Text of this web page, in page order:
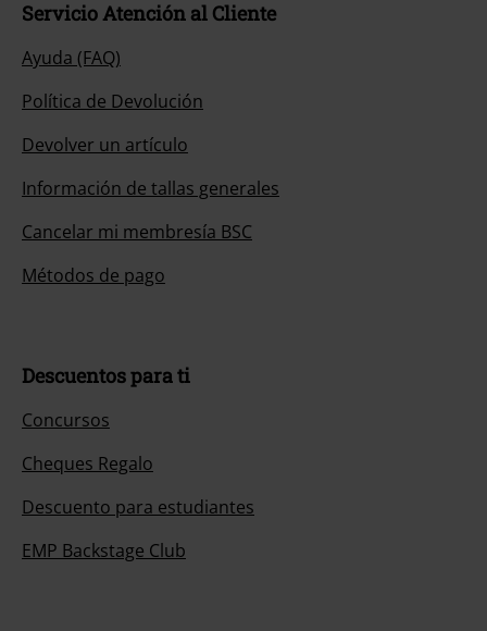
Servicio Atención al Cliente
Ayuda (FAQ)
Política de Devolución
Devolver un artículo
Información de tallas generales
Cancelar mi membresía BSC
Métodos de pago
Descuentos para ti
Concursos
Cheques Regalo
Descuento para estudiantes
EMP Backstage Club